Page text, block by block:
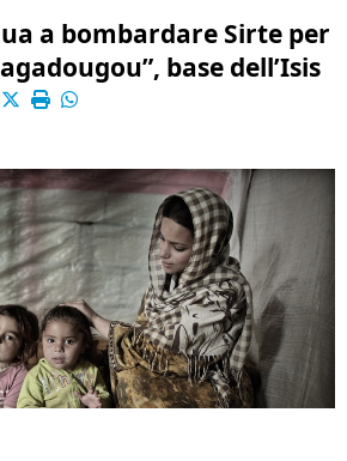
a bombardare Sirte per
base dell’Isis